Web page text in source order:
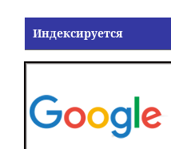
Индексируется